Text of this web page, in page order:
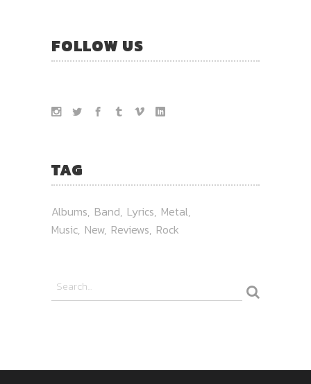
FOLLOW US
TAG
Albums Band Lyrics Metal
Music New Reviews Rock